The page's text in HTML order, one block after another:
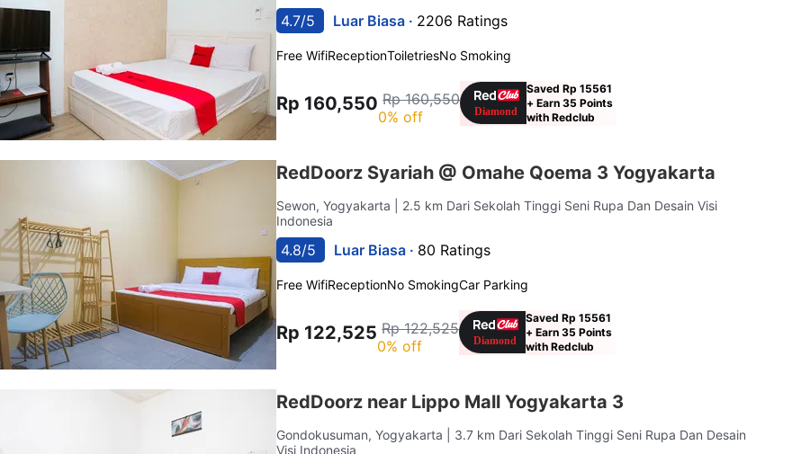
4.7/5 Luar Biasa · 2206 Ratings
Free WifiReceptionToiletriesNo Smoking
Rp 160,550 Rp 160,550
0% off
Saved Rp 15561
+ Earn 35 Points
with Redclub
RedDoorz Syariah @ Omahe Qoema 3 Yogyakarta
Sewon, Yogyakarta
| 2.5 km Dari Sekolah Tinggi Seni Rupa Dan Desain Visi
Indonesia
4.8/5 Luar Biasa · 80 Ratings
Free WifiReceptionNo SmokingCar Parking
Rp 122,525 Rp 122,525
0% off
Saved Rp 15561
+ Earn 35 Points
with Redclub
RedDoorz near Lippo Mall Yogyakarta 3
Gondokusuman, Yogyakarta
| 3.7 km Dari Sekolah Tinggi Seni Rupa Dan Desain
Visi Indonesia